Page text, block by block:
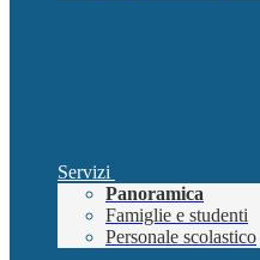
Servizi
Panoramica
Famiglie e studenti
Personale scolastico